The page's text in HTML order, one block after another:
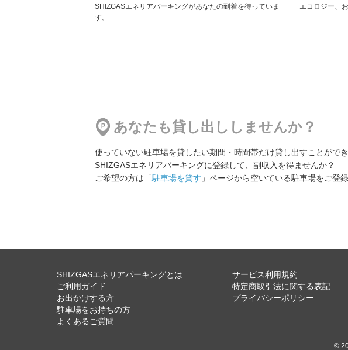
山王グランドビルガレージ
より4372m
700円／日〜
東馬込 第2パーキング
1,000円／日〜
地図 より5904m
東馬込 第5パーキング
地図 より5909m
SHIZGASエネリアパーキングがあなたの到着を待っていま
す。
エコロジー、
あなたも貸し出ししませんか？
使っていない駐車場を貸したい期間・時間帯だけ貸し出すことができ
SHIZGASエネリアパーキングに登録して、副収入を得ませんか？
ご希望の方は「駐車場を貸す 」ページから空いている駐車場をご登録
SHIZGASエネリアパーキングとは
ご利用ガイド
お出かけする方
駐車場をお持ちの方
よくあるご質問
サービス利用規約
特定商取引法に関する表記
プライバシーポリシー
©